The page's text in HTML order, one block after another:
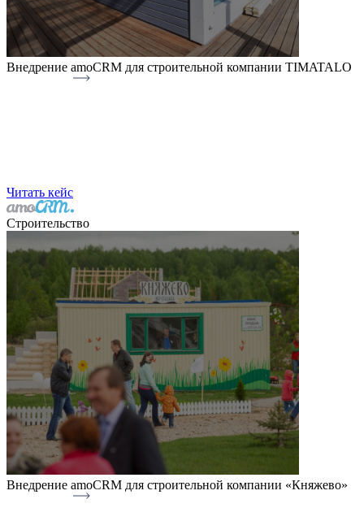
Внедрение amoCRM для строительной компании TIMATALO
Читать кейс
Строительство
Внедрение amoCRM для строительной компании «Княжево»